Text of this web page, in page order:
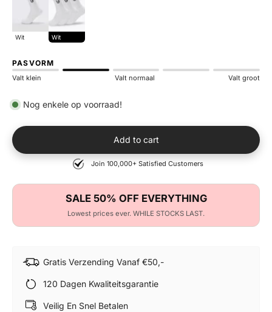
Wit Wit
PASVORM
Valt klein Valt normaal Valt groot
Nog enkele op voorraad!
Add to cart
Join 100,000+ Satisfied Customers
SALE 50% OFF EVERYTHING
Lowest prices ever. WHILE STOCKS LAST.
Gratis Verzending Vanaf €50,-
120 Dagen Kwaliteitsgarantie
Veilig En Snel Betalen